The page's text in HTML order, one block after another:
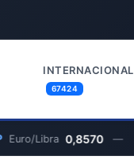
INTERNACIONAL
67424
Euro/Libra 0,8570 —